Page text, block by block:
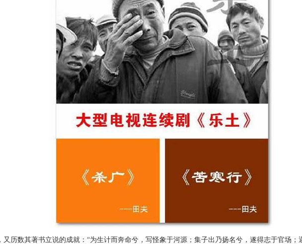
数其著书立说的成就：“为生计而奔命兮，写怪象于河源；集子出乃扬名兮，遂得志于官场；